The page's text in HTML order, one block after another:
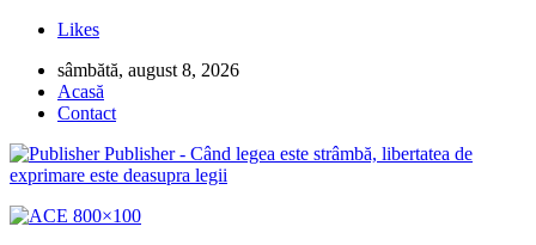
Likes
sâmbătă, august 8, 2026
Acasă
Contact
Publisher - Când legea este strâmbă, libertatea de
exprimare este deasupra legii